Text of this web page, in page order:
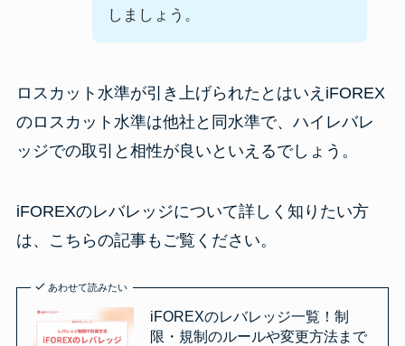
しましょう。
ロスカット水準が引き上げられたとはいえiFOREX
のロスカット水準は他社と同水準で、ハイレバレ
ッジでの取引と相性が良いといえるでしょう。
iFOREXのレバレッジについて詳しく知りたい方
は、こちらの記事もご覧ください。
あわせて読みたい
iFOREXのレバレッジ一覧！制
限・規制のルールや変更方法まで